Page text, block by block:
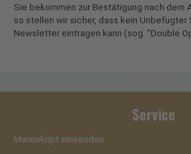
Sie bekommen zur Bestätigung nach dem
so stellen wir sicher, dass kein Unbefugter
Newsletter eintragen kann (sog. "Double
Service
Manuskript einsenden